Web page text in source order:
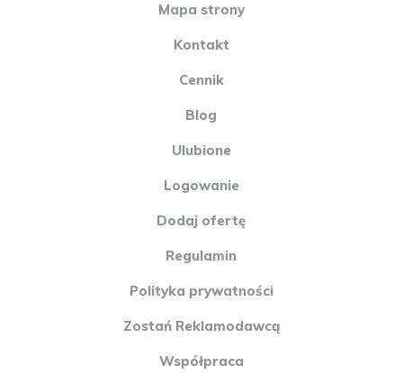
Mapa strony
Kontakt
Cennik
Blog
Ulubione
Logowanie
Dodaj ofertę
Regulamin
Polityka prywatności
Zostań Reklamodawcą
Współpraca